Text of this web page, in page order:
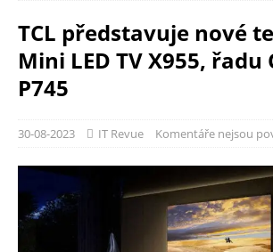
TCL představuje nové
Mini LED TV X955, řadu
P745
30-08-2023 IT Revue Komentáře nejsou